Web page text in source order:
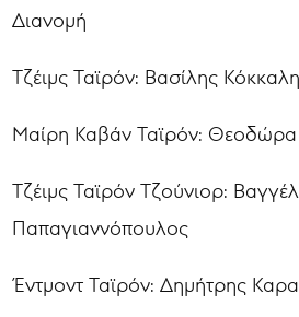
Διανομή
Τζέιμς Ταϊρόν: Βασίλης
Μαίρη Καβάν Ταϊρόν: Θεοδώρα
Τζέιμς Ταϊρόν Τζούνιορ:
Παπαγιαννόπουλος
Έντμοντ Ταϊρόν: Δημήτρης